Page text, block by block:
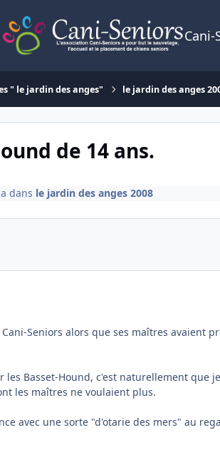
Cani-
" le jardin des anges" le jardin des anges
de 14 ans.
dans le jardin des anges 2008
Seniors alors que ses maîtres avaient
les Basset-Hound, c'est naturellement que
les maîtres ne voulaient plus.
avec une sorte "d'otarie des mers" au